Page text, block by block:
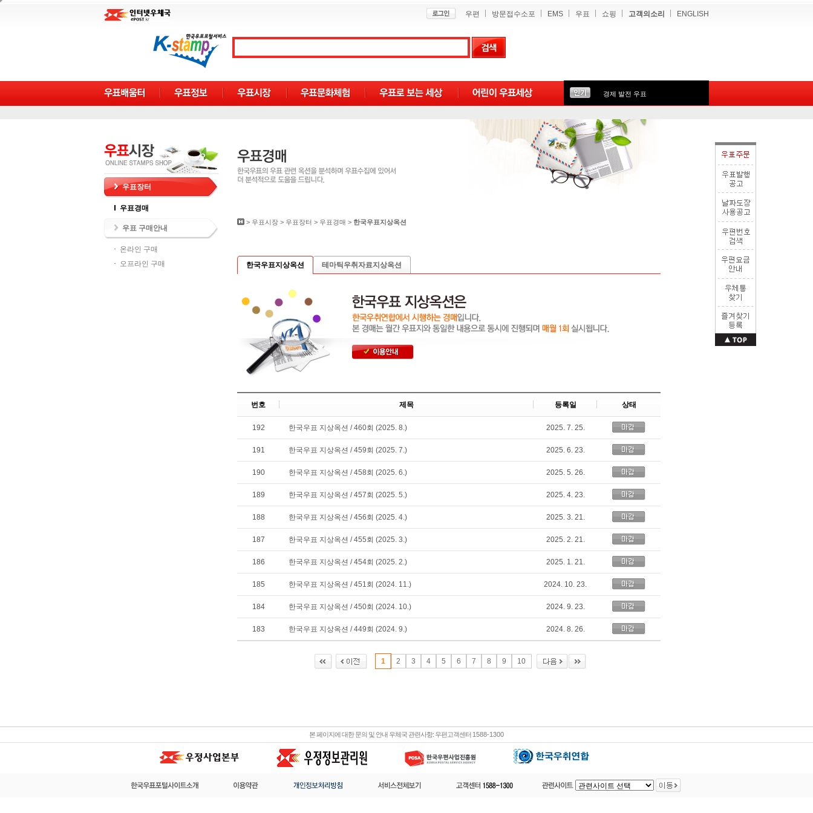
우편 방문접수소포 EMS 우표 쇼핑 고객의소리 ENGLISH
경제 발전 우표
우표장터
우표경매
우표 구매안내
온라인 구매
오프라인 구매
> 우표시장 > 우표장터 > 우표경매 > 한국우표지상옥션
한국우표지상옥션 테마틱우취자료지상옥션
번호 제목 등록일 상태
192 한국우표 지상옥션 / 460회 (2025. 8.) 2025. 7. 25.
191 한국우표 지상옥션 / 459회 (2025. 7.) 2025. 6. 23.
190 한국우표 지상옥션 / 458회 (2025. 6.) 2025. 5. 26.
189 한국우표 지상옥션 / 457회 (2025. 5.) 2025. 4. 23.
188 한국우표 지상옥션 / 456회 (2025. 4.) 2025. 3. 21.
187 한국우표 지상옥션 / 455회 (2025. 3.) 2025. 2. 21.
186 한국우표 지상옥션 / 454회 (2025. 2.) 2025. 1. 21.
185 한국우표 지상옥션 / 451회 (2024. 11.) 2024. 10. 23.
184 한국우표 지상옥션 / 450회 (2024. 10.) 2024. 9. 23.
183 한국우표 지상옥션 / 449회 (2024. 9.) 2024. 8. 26.
1 2 3 4 5 6 7 8 9 10
본 페이지에 대한 문의 및 안내 우체국 관련사항: 우편고객센터 1588-1300